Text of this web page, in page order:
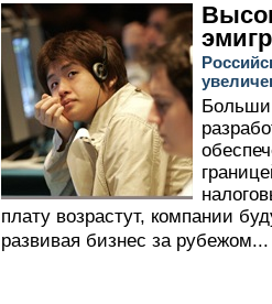
плату возрастут, компании
развивая бизнес за